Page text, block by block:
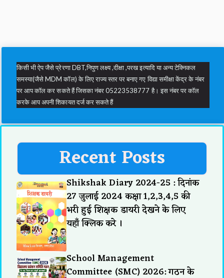
किसी भी ऐप जैसे प्रेरणा DBT,निपुण लक्ष्य ,दीक्षा ,परख इत्यादि या अन्य टेक्निकल
समस्या(जैसे MDM कॉल) के लिए राज्य स्तर पर बनाए गए विद्या समीक्षा केंद्र के नंबर
पर आप कॉल कर सकते हैं जिसका नंबर 05223538777 है। इस नंबर पर कॉल
करके आप अपनी शिकायत दर्ज कर सकते हैं
Recent Posts
Shikshak Diary 2024-25 : दिनांक
27 जुलाई 2024 कक्षा 1,2,3,4,5 की
भरी हुई शिक्षक डायरी देखने के लिए
यहाँ क्लिक करे ।
School Management
Committee (SMC) 2026: गठन के